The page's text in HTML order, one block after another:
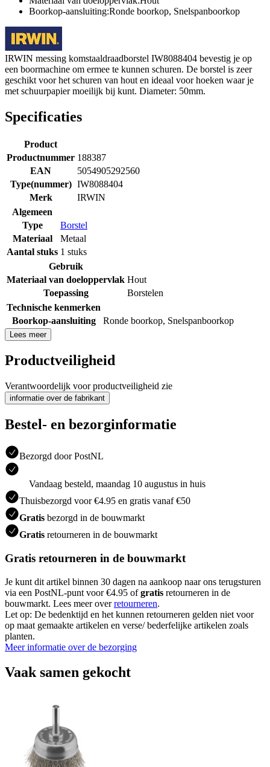
Boorkop-aansluiting:Ronde boorkop, Snelspanboorkop
IRWIN messing komstaaldraadborstel IW8088404 bevestig je op
een boormachine om ermee te kunnen schuren. De borstel is zeer
geschikt voor het schuren van hout en ideaal voor hoeken waar je
met schuurpapier moeilijk bij kunt. Diameter: 50mm.
Specificaties
Product
Productnummer 188387
EAN
5054905292560
Type(nummer) IW8088404
Merk
IRWIN
Algemeen
Type
Borstel
Materiaal
Metaal
Aantal stuks 1 stuks
Gebruik
Materiaal van doeloppervlak Hout
Toepassing
Borstelen
Technische kenmerken
Boorkop-aansluiting
Ronde boorkop, Snelspanboorkop
Lees meer
Productveiligheid
Verantwoordelijk voor productveiligheid zie
informatie over de fabrikant
Bestel- en bezorginformatie
Bezorgd door PostNL
Vandaag besteld, maandag 10 augustus in huis
Thuisbezorgd voor €4.95 en gratis vanaf €50
Gratis bezorgd in de bouwmarkt
Gratis retourneren in de bouwmarkt
Gratis retourneren in de bouwmarkt
Je kunt dit artikel binnen 30 dagen na aankoop naar ons terugsturen
via een PostNL-punt voor €4.95 ofgratis retourneren in de
bouwmarkt. Lees meer overretourneren.
Let op: De bedenktijd en het kunnen retourneren gelden niet voor
op maat gemaakte artikelen en verse/ bederfelijke artikelen zoals
planten.
Meer informatie over de bezorging
Vaak samen gekocht